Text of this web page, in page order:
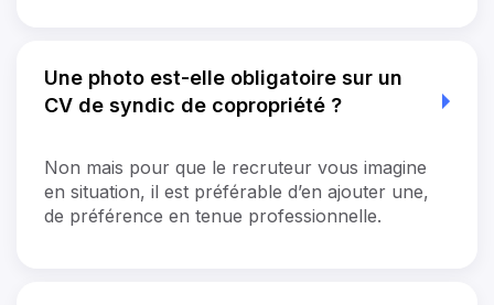
Une photo est-elle obligatoire sur un
CV de syndic de copropriété ?
Non mais pour que le recruteur vous imagine
en situation, il est préférable d’en ajouter une,
de préférence en tenue professionnelle.